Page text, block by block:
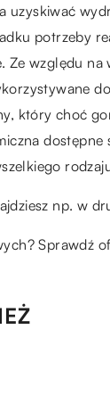
uzyskiwać
potrzeby
Ze względu
który choć
np. w
Sprawdź